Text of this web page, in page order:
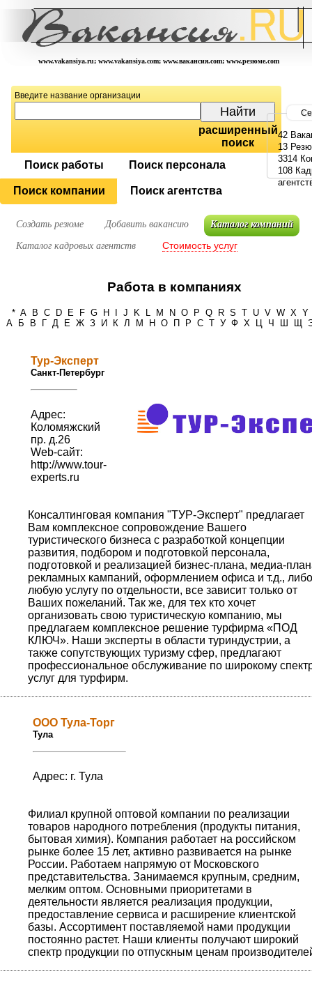
www.vakansiya.ru; www.vakansiya.com; www.вакансия.com; www.резюме.com
Введите название организации
расширенный
поиск
Поиск работы
Поиск персонала
Поиск компании Поиск агентства
42
13
3314
108
Создать резюме Добавить вакансию Каталог компаний
Каталог кадровых агентств Стоимость услуг
Работа в компаниях
* A B C D E F G H J K L M N O P Q R S T U V W X Y
А
Б В Г Д Е Ж З И К Л М Н О П Р С Т У Ф Х Ц Ч Ш Щ
Тур-Эксперт
Санкт-Петербург
Адрес:
Коломяжский
пр. д.26
Web-сайт:
http://www.tour-
experts.ru
Консалтинговая компания "ТУР-Эксперт" предлагает
Вам комплексное сопровождение Вашего
туристического бизнеса с разработкой концепции
развития, подбором и подготовкой персонала,
подготовкой и реализацией бизнес-плана, медиа-
рекламных кампаний, оформлением офиса и т.д., либо
любую услугу по отдельности, все зависит только от
Ваших пожеланий. Так же, для тех кто хочет
организовать свою туристическую компанию, мы
предлагаем комплексное решение турфирма «ПОД
КЛЮЧ». Наши эксперты в области туриндустрии, а
также сопутствующих туризму сфер, предлагают
профессиональное обслуживание по широкому
услуг для турфирм.
ООО Тула-Торг
Тула
Адрес: г. Тула
Филиал крупной оптовой компании по реализации
товаров народного потребления (продукты питания,
бытовая химия). Компания работает на российском
рынке более 15 лет, активно развивается на рынке
России. Работаем напрямую от Московского
представительства. Занимаемся крупным, средним,
мелким оптом. Основными приоритетами в
деятельности является реализация продукции,
предоставление сервиса и расширение клиентской
базы. Ассортимент поставляемой нами продукции
постоянно растет. Наши клиенты получают широкий
спектр продукции по отпускным ценам